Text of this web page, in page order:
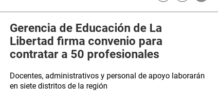
Gerencia de Educación de La
Libertad firma convenio para
contratar a 50 profesionales
Docentes, administrativos y personal de apoyo laborarán
en siete distritos de la región